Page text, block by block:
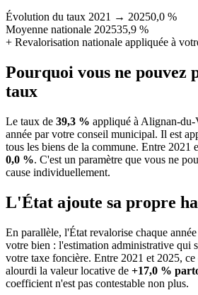
Évolution du taux 2021 → 20250,0 %
Moyenne nationale 202535,9 %
+ Revalorisation nationale appliquée à
Pourquoi vous ne pouvez
taux
Le taux de 39,3 % appliqué à Alignan-du-
année par votre conseil municipal. Il est
tous les biens de la commune. Entre 2021
0,0 %. C'est un paramètre que vous ne
cause individuellement.
L'État ajoute sa propre
En parallèle, l'État revalorise chaque
votre bien : l'estimation administrative qui
votre taxe foncière. Entre 2021 et 2025,
alourdi la valeur locative de +17,0 %
coefficient n'est pas contestable non plus.